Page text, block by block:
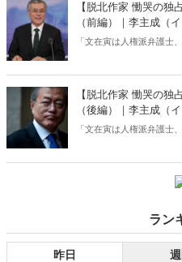
【脱北作家 慟哭の
（前編）｜李主成（
「文在寅は人権派弁護士
知ってもらいたいと思い
綴った慟哭の手記。
【脱北作家 慟哭の
（後編）｜李主成（
「文在寅は人権派弁護士
知ってもらいたいと思い
ラン
昨日